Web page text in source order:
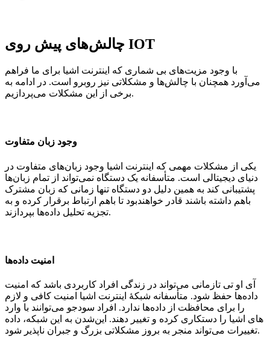
چالش‌های پیش روی IOT
با وجود مزیت‌های بی شماری که اینترنت اشیا برای ما فراهم
می‌آورد همچنان با چالش‌ها و مشکلاتی نیز روبرو است. در ادامه به
برخی از این مشکلات می‌پردازیم.
وجود زبان متفاوت
یکی از مشکلات مهمی که اینترنت اشیا وجود زبان‌های متفاوت در
دنیای دیجیتالی است. متأسفانه یک دستگاه نمی‌تواند از تمام زبان‌ها
پشتیبانی کند به همین دلیل دو دستگاه تنها زمانی که زبان مشترک
باهم داشته باشند قادر خواهند‌بود تا باهم ارتباط برقرار کرده و به
تجزیه تحلیل داده‌ها بپردازند.
امنیت داده‌ها
آی او تی تازمانی می‌تواند در زندگی افراد کاربردی باشد که امنیت
داده‌ها حفظ شود. متأسفانه شبکۀ اینترنت اشیا امنیت کافی و لازم
را برای محافظت از داده‌ها ندارد. افراد سود‌جو می‌توانند با وارد
شدن به این شبکه، داده‌‎های اشیا را دستکاری کرده و تغییر دهند. این
تغییرات می‌تواند منجر به بروز مشکلاتی بزرگ و جبران ناپذیر شود.